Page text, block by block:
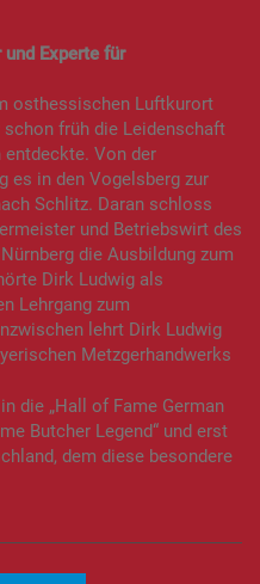
Experte für
osthessischen Luftkurort
früh die Leidenschaft
Von der
es in den Vogelsberg zur
Schlitz. Daran schloss
und Betriebswirt des
die Ausbildung zum
Dirk Ludwig als
Lehrgang zum
lehrt Dirk Ludwig
Metzgerhandwerks
die „Hall of Fame German
Butcher Legend“ und erst
dem diese besondere